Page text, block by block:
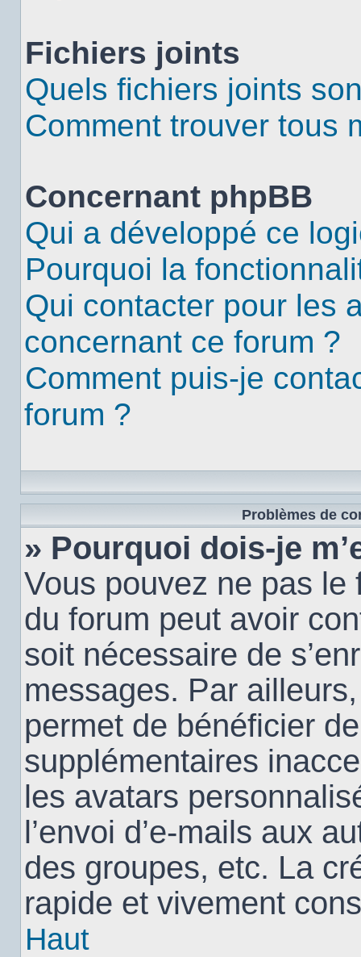
Fichiers joints
Quels fichiers joints
Comment trouver tous
Concernant phpBB
Qui a développé ce
Pourquoi la
Qui contacter pour les
concernant ce forum ?
Comment puis-je
forum ?
Problèmes de
» Pourquoi dois-je
Vous pouvez ne pas le
du forum peut avoir
soit nécessaire de
messages. Par
permet de bénéficier
supplémentaires
les avatars
l’envoi d’e-mails aux
des groupes, etc. La
rapide et vivement
Haut